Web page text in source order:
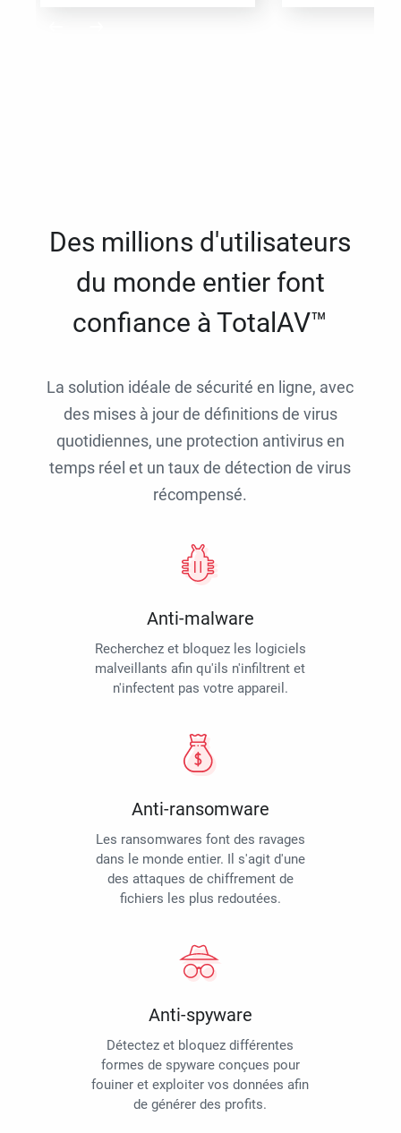
Des millions d'utilisateurs
du monde entier font
confiance à TotalAV™
La solution idéale de sécurité en ligne, avec
des mises à jour de définitions de virus
quotidiennes, une protection antivirus en
temps réel et un taux de détection de virus
récompensé.
Anti-malware
Recherchez et bloquez les logiciels
malveillants afin qu'ils n'infiltrent et
n'infectent pas votre appareil.
Anti-ransomware
Les ransomwares font des ravages
dans le monde entier. Il s'agit d'une
des attaques de chiffrement de
fichiers les plus redoutées.
Anti-spyware
Détectez et bloquez différentes
formes de spyware conçues pour
fouiner et exploiter vos données afin
de générer des profits.